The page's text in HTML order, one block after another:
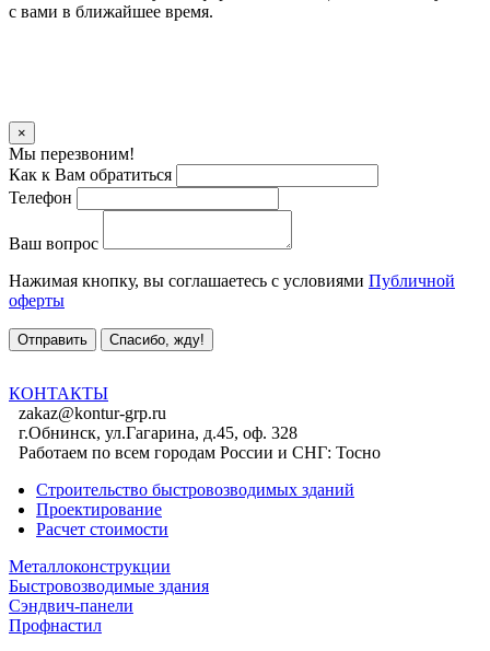
с вами в ближайшее время.
×
Мы перезвоним!
Как к Вам обратиться
Телефон
Ваш вопрос
Нажимая кнопку, вы соглашаетесь с условиями Публичной
оферты
Отправить Спасибо, жду!
КОНТАКТЫ
zakaz@kontur-grp.ru
г.Обнинск, ул.Гагарина, д.45, оф. 328
Работаем по всем городам России и СНГ: Тосно
Строительство быстровозводимых зданий
Проектирование
Расчет стоимости
Металлоконструкции
Быстровозводимые здания
Сэндвич-панели
Профнастил